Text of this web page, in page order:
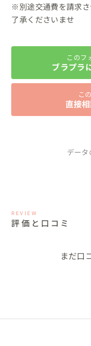
※別途交通費を請求
了承くださいませ
このフ
ブラプラ
こ
直接
デー
REVIEW
評価と口コミ
まだ口